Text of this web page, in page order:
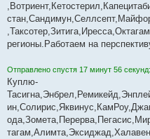
и
е
регионы.Работаем на
Отправлено спустя 17 минут 56 секунд:
Куплю-